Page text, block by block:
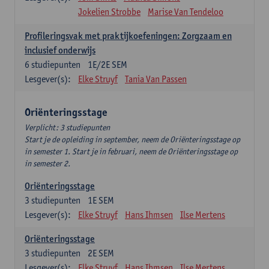
Jokelien Strobbe
Marise Van Tendeloo
Profileringsvak met praktijkoefeningen: Zorgzaam en
inclusief onderwijs
1E/2E SEM
6 studiepunten
Lesgever(s):
Elke Struyf Tania Van Passen
Oriënteringsstage
Verplicht: 3 studiepunten
Start je de opleiding in september, neem de Oriënteringsstage op
in semester 1. Start je in februari, neem de Oriënteringsstage op
in semester 2.
Oriënteringsstage
1E SEM
3 studiepunten
Lesgever(s):
Elke Struyf Hans Ihmsen Ilse Mertens
Oriënteringsstage
2E SEM
3 studiepunten